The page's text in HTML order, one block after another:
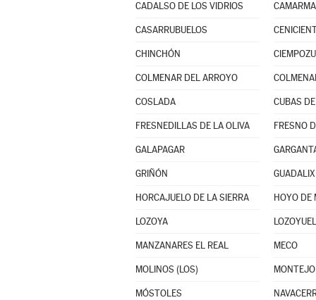
CADALSO DE LOS VIDRIOS
CASARRUBUELOS
CHINCHÓN
COLMENAR DEL ARROYO
COSLADA CUBAS
FRESNEDILLAS DE LA OLIVA FRESNO
GALAPAGAR
GRIÑÓN
HORCAJUELO DE LA SIERRA HOYO DE
LOZOYA
MANZANARES EL REAL MECO
MOLINOS (LOS)
MÓSTOLES